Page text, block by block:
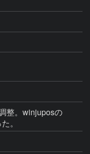
整。winjuposの
。